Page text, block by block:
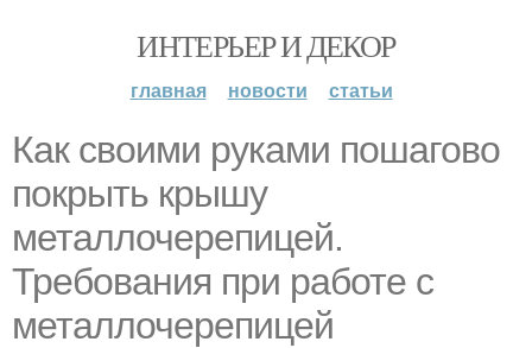
ИНТЕРЬЕР И ДЕКОР
главная новости статьи
Как своими руками пошагово
покрыть крышу
металлочерепицей.
Требования при работе с
металлочерепицей